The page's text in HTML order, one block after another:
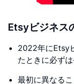
Etsyビジネス
2022年にEtsy
たときに必ず
最初に異なる